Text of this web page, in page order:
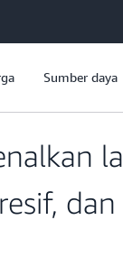
Sumber daya